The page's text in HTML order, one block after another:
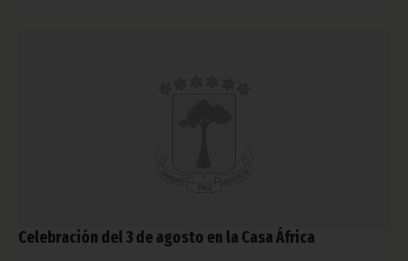
Celebración del 3 de agosto en la Casa África